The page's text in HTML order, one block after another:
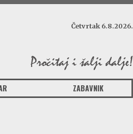
Četvrtak 6.8.2026.
ZABAVNIK